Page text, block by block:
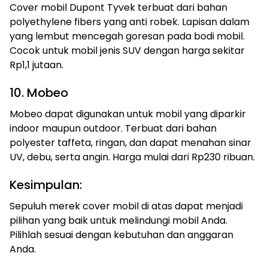
Cover mobil Dupont Tyvek terbuat dari bahan
polyethylene fibers yang anti robek. Lapisan dalam
yang lembut mencegah goresan pada bodi mobil.
Cocok untuk mobil jenis SUV dengan harga sekitar
Rp1,1 jutaan.
10. Mobeo
Mobeo dapat digunakan untuk mobil yang diparkir
indoor maupun outdoor. Terbuat dari bahan
polyester taffeta, ringan, dan dapat menahan sinar
UV, debu, serta angin. Harga mulai dari Rp230 ribuan.
Kesimpulan:
Sepuluh merek cover mobil di atas dapat menjadi
pilihan yang baik untuk melindungi mobil Anda.
Pilihlah sesuai dengan kebutuhan dan anggaran
Anda.